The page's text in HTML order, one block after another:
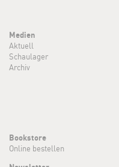
Medien
Aktuell
Schaulager
Archiv
Bookstore
Online bestellen